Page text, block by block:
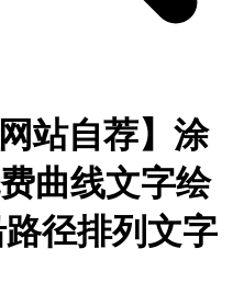
站自荐】涂
曲线文字绘
径排列文字